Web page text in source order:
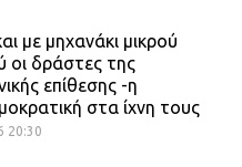
με μηχανάκι μικρού
οι δράστες της
επίθεσης -η
στα ίχνη τους
20:30